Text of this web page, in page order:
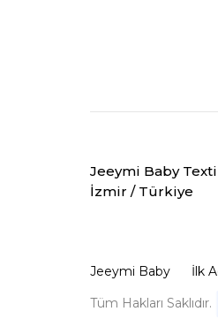
Jeeymi Baby
İzmir / Türkiye
Jeeymi Baby İlk
Tüm Hakları Saklıdır.